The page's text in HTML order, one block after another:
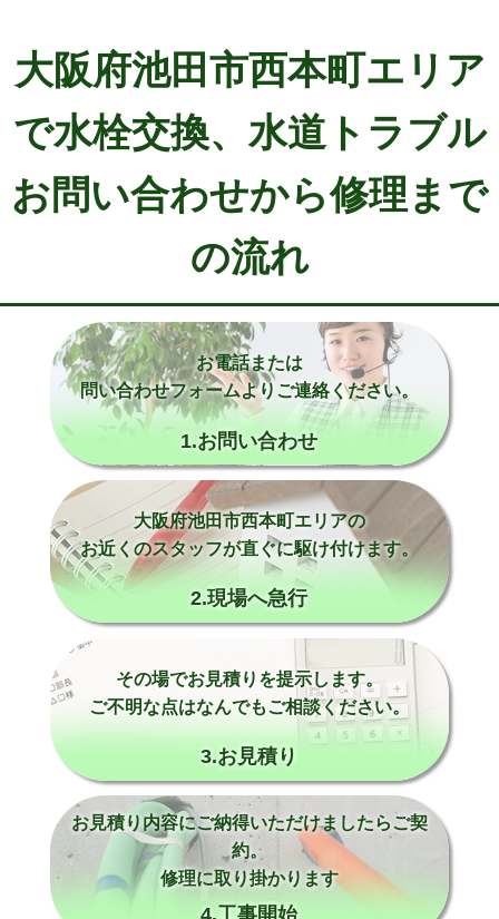
大阪府池田市西本町エリア
で水栓交換、水道トラブル
お問い合わせから修理まで
の流れ
お電話または
問い合わせフォームよりご連絡ください。
1.お問い合わせ
大阪府池田市西本町エリアの
お近くのスタッフが直ぐに駆け付けます。
2.現場へ急行
その場でお見積りを提示します。
ご不明な点はなんでもご相談ください。
3.お見積り
お見積り内容にご納得いただけましたらご契
約。
修理に取り掛かります
4.工事開始